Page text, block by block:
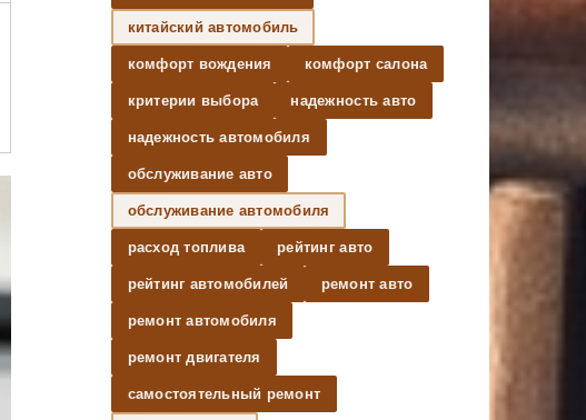
китайский автомобиль
комфорт вождения комфорт салона
критерии выбора надежность авто
надежность автомобиля
обслуживание авто
обслуживание автомобиля
расход топлива рейтинг авто
рейтинг автомобилей ремонт авто
ремонт автомобиля
ремонт двигателя
самостоятельный ремонт